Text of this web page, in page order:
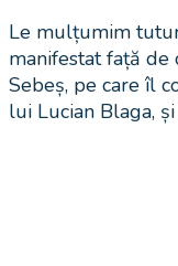
Le mulțumim
manifestat față
Sebeș, pe care îl
lui Lucian Blaga,